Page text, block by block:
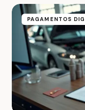
PAGAMENTOS